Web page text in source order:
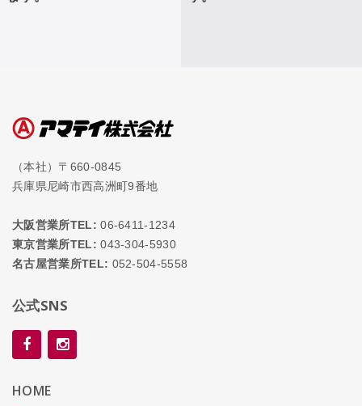
（本社）〒660-0845
兵庫県尼崎市西高洲町9番地
大阪営業所TEL: 06-6411-1234
東京営業所TEL: 043-304-5930
名古屋営業所TEL: 052-504-5558
公式SNS
HOME